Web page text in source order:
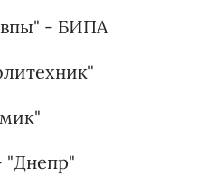
- БИПА
"Днепр"